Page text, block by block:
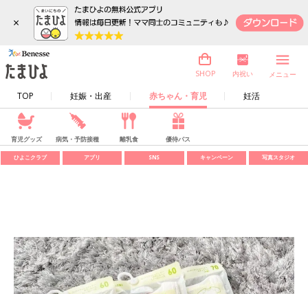
×
TOP 妊娠・出産 赤ちゃん・育児 妊活
SHOP 内祝い メニュー
育児グッズ 病気・予防接種 離乳食 優待パス
ひよこクラブ アプリ SNS キャンペーン 写真スタジオ